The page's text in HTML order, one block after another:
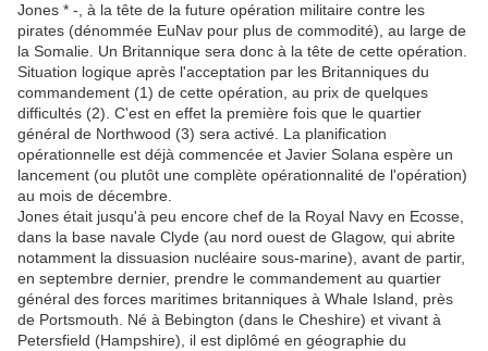
Jones * -, à la tête de la future opération militaire contre les
pirates (dénommée EuNav pour plus de commodité), au large de
la Somalie. Un Britannique sera donc à la tête de cette opération.
Situation logique après l'acceptation par les Britanniques du
commandement (1) de cette opération, au prix de quelques
difficultés (2). C'est en effet la première fois que le quartier
général de Northwood (3) sera activé. La planification
opérationnelle est déjà commencée et Javier Solana espère un
lancement (ou plutôt une complète opérationnalité de l'opération)
au mois de décembre.
Jones était jusqu'à peu encore chef de la Royal Navy en Ecosse,
dans la base navale Clyde (au nord ouest de Glagow, qui abrite
notamment la dissuasion nucléaire sous-marine), avant de partir,
en septembre dernier, prendre le commandement au quartier
général des forces maritimes britanniques à Whale Island, près
de Portsmouth. Né à Bebington (dans le Cheshire) et vivant à
Petersfield (Hampshire), il est diplômé en géographie du